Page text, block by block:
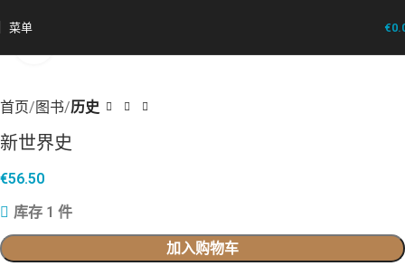
菜单 €
首页 图书 历史
新世界史
€56.50
库存 1 件
加入购物车